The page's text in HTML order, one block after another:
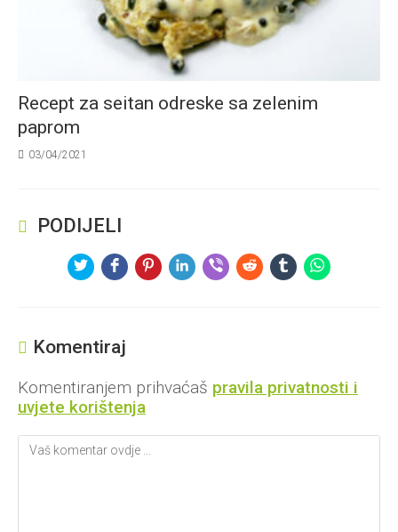
Recept za seitan odreske sa zelenim
paprom
03/04/2021
PODIJELI
Komentiraj
Komentiranjem prihvaćaš pravila privatnosti i
uvjete korištenja